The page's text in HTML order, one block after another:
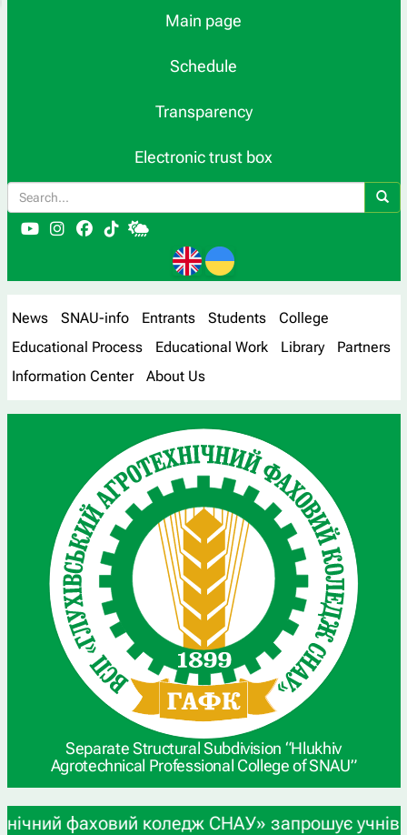
Main page
Schedule
Transparency
Electronic trust box
News SNAU-info Entrants Students
College
Educational Process
Educational Work Library
Partners
Information Center
About Us
Separate Structural Subdivision “Hlukhiv
Agrotechnical Professional College of SNAU”
коледж СНАУ» запрошує учнів 9-х та